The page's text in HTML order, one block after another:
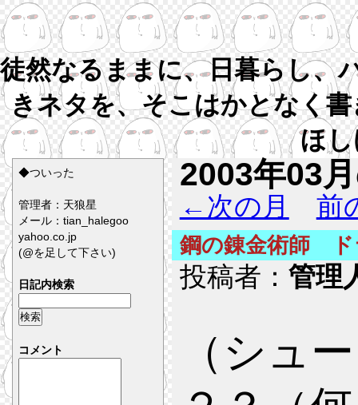
徒然なるままに、日暮らし、
きネタを、そこはかとなく
ほ
2003年03
←次の月 前
鋼の錬金術師 ド
投稿者： 管理
（シュ
◆ついった
管理者：天狼星
メール：tian_halegoo
yahoo.co.jp
(@を足して下さい)
日記内検索
コメント